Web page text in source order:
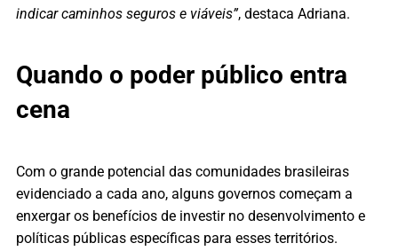
indicar caminhos seguros e viáveis”, destaca Adriana.
Quando o poder público entra
cena
Com o grande potencial das comunidades brasileiras
evidenciado a cada ano, alguns governos começam a
enxergar os benefícios de investir no desenvolvimento e
políticas públicas específicas para esses territórios.